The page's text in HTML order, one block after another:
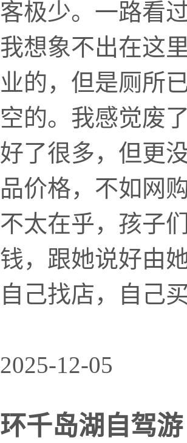
客极少。一路看
我想象不出在这
业的，但是厕所
空的。我感觉废
好了很多，但更
品价格，不如网
不太在乎，孩子
钱，跟她说好由
自己找店，自己
2025-12-05
环千岛湖自驾游